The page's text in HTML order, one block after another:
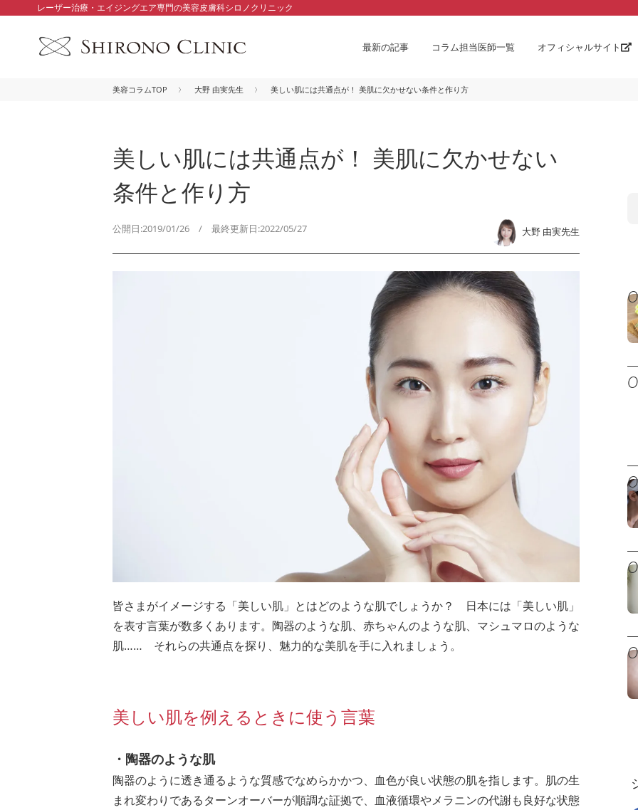
レーザー治療・エイジングエア専門の美容皮膚科シロノクリニック
最新の記事 コラム担当医師一覧 オフィシャルサイト
美容コラムTOP 大野 由実先生 美しい肌には共通点が！ 美肌に欠かせない条件と作り方
美しい肌には共通点が！ 美肌に欠かせない
条件と作り方
公開日:2019/01/26 / 最終更新日:2022/05/27 大野 由実先生
皆さまがイメージする「美しい肌」とはどのような肌でしょうか？ 日本には「美しい肌」
を表す言葉が数多くあります。陶器のような肌、赤ちゃんのような肌、マシュマロのような
肌…… それらの共通点を探り、魅力的な美肌を手に入れましょう。
美しい肌を例えるときに使う言葉
・陶器のような肌
陶器のように透き通るような質感でなめらかかつ、血色が良い状態の肌を指します。肌の生
まれ変わりであるターンオーバーが順調な証拠で、血液循環やメラニンの代謝も良好な状態